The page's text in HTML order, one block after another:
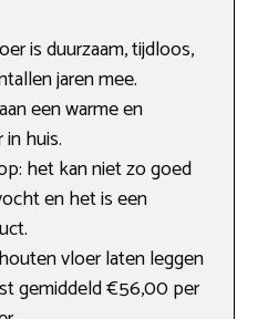
is duurzaam, tijdloos,
jaren mee.
een warme en
huis.
het kan niet zo goed
en het is een
vloer laten leggen
gemiddeld €56,00 per